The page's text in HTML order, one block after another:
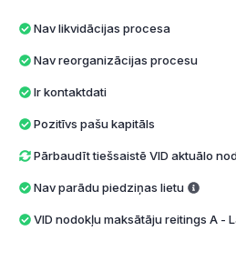
Nav likvidācijas procesa
Nav reorganizācijas procesu
Ir kontaktdati
Pozitīvs pašu kapitāls
Pārbaudīt tiešsaistē VID aktuālo
Nav parādu piedziņas lietu
VID nodokļu maksātāju reitings A -